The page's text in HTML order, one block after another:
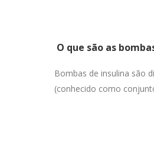
O que são as
Bombas de insulina são
(conhecido como